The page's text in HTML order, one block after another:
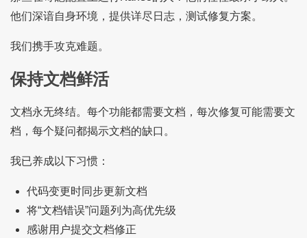
他们深谙自身环境，提供详尽日志，测试修复方案。
我们携手攻克难题。
保持文档鲜活
文档永无终结。每个功能都需要文档，每次修复可能需要文
档，每个疑问都揭示文档的缺口。
我已养成以下习惯：
代码变更时同步更新文档
将“文档错误”问题列为高优先级
感谢用户提交文档修正